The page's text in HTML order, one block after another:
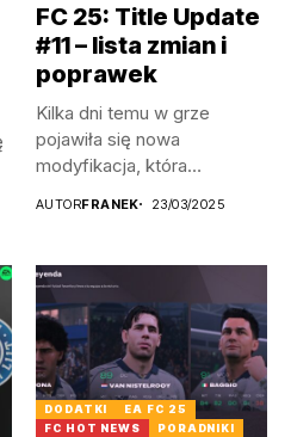
FC 25: Title Update
#11 – lista zmian i
poprawek
Kilka dni temu w grze
pojawiła się nowa
modyfikacja, która
AUTORFRANEK 23/03/2025
DODATKI
EA FC 25
FC HOT NEWS
PORADNIKI